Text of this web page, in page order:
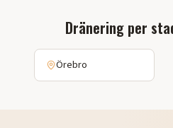
Dränering per
Örebro